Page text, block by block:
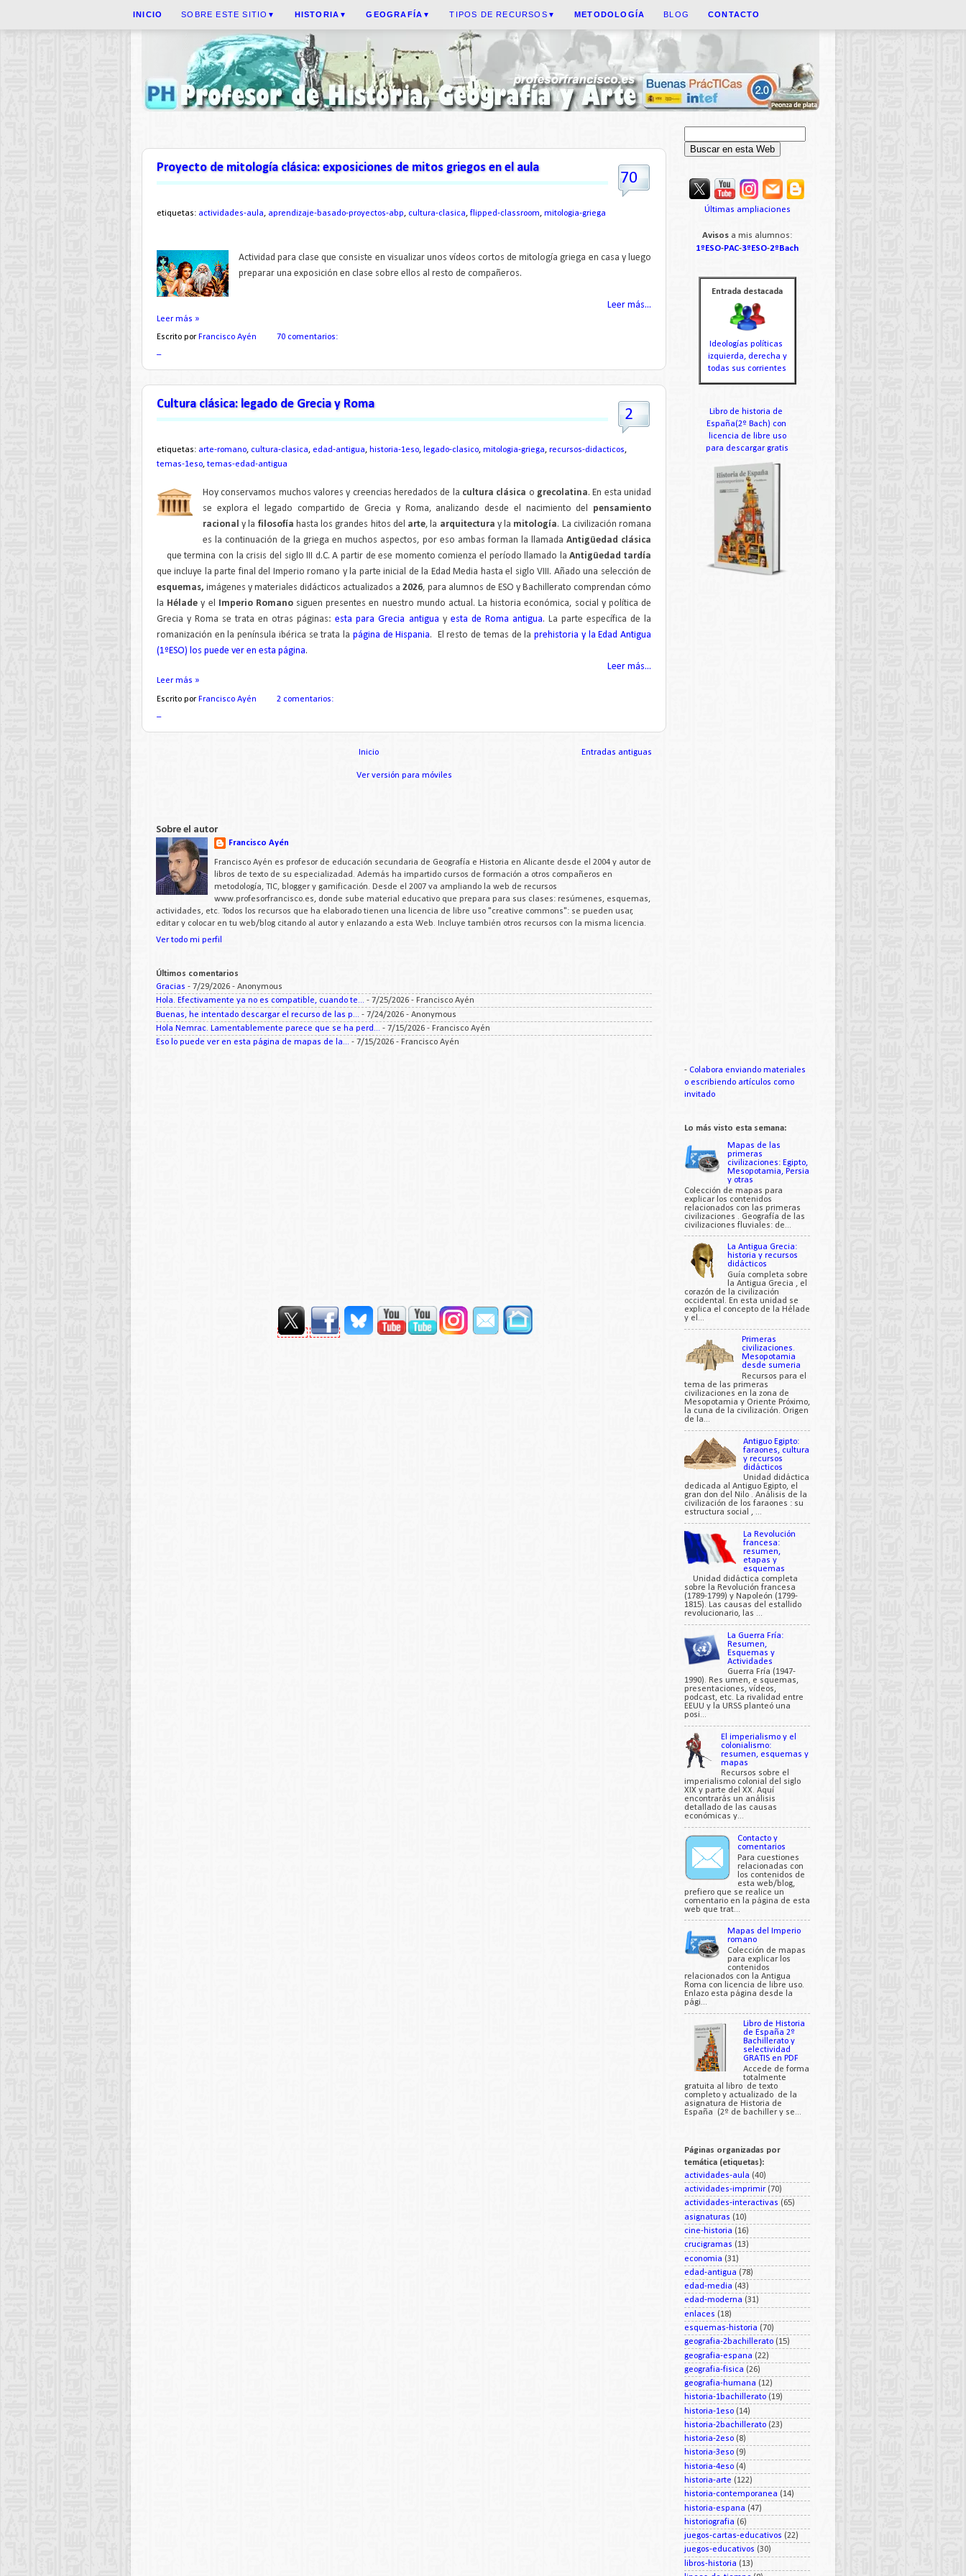
INICIO SOBRE ESTE SITIO ▼ HISTORIA ▼ GEOGRAFÍA ▼ TIPOS DE RECURSOS ▼ METODOLOGÍA BLOG CONTACTO
70
Proyecto de mitología clásica: exposiciones de mitos griegos en el aula
etiquetas: actividades-aula, aprendizaje-basado-proyectos-abp, cultura-clasica, flipped-classroom, mitologia-griega
Actividad para clase que consiste en visualizar unos vídeos cortos de mitología griega en casa y luego
preparar una exposición en clase sobre ellos al resto de compañeros.
Leer más...
Leer más »
Escrito porFrancisco Ayén
70 comentarios:
2
Cultura clásica: legado de Grecia y Roma
etiquetas: arte-romano, cultura-clasica, edad-antigua, historia-1eso, legado-clasico, mitologia-griega, recursos-didacticos,
temas-1eso, temas-edad-antigua
Hoy conservamos muchos valores y creencias heredados de la cultura clásica o grecolatina. En esta unidad
se explora el legado compartido de Grecia y Roma, analizando desde el nacimiento del pensamiento
racional
y la filosofía hasta los grandes hitos del arte, la arquitectura y la mitología. La civilización romana
es la continuación de la griega en muchos aspectos, por eso ambas forman la llamada Antigüedad clásica
que termina con la crisis del siglo III d.C. A partir de ese momento comienza el período llamado laAntigüedad tardía
que incluye la parte final del Imperio romano y la parte inicial de la Edad Media hasta el siglo VIII. Añado una selección de
esquemas,imágenes y materiales didácticos actualizados a2026, para alumnos de ESO y Bachillerato comprendan cómo
la Héladey el Imperio Romanosiguen presentes en nuestro mundo actual. La historia económica, social y política de
Grecia y Roma se trata en otras páginas:esta para Grecia antigua y esta de Roma antigua. La parte específica de la
romanización en la península ibérica se trata la página de Hispania. El resto de temas de laprehistoria y la Edad Antigua
(1ºESO) los puede ver en esta página.
Leer más...
Leer más »
Escrito por Francisco Ayén
2 comentarios:
Entradas antiguas
Inicio
Ver versión para móviles
Sobre el autor
Francisco Ayén
Francisco Ayén es profesor de educación secundaria de Geografía e Historia en Alicante desde el 2004 y autor de
libros de texto de su especializadad. Además ha impartido cursos de formación a otros compañeros en
metodología, TIC, blogger y gamificación. Desde el 2007 va ampliando la web de recursos
www.profesorfrancisco.es, donde sube material educativo que prepara para sus clases: resúmenes, esquemas,
actividades, etc. Todos los recursos que ha elaborado tienen una licencia de libre uso "creative commons": se pueden usar,
editar y colocar en tu web/blog citando al autor y enlazando a esta Web. Incluye también otros recursos con la misma licencia.
Ver todo mi perfil
Últimos comentarios
Gracias - 7/29/2026 - Anonymous
Hola. Efectivamente ya no es compatible, cuando te... - 7/25/2026 - Francisco Ayén
Buenas, he intentado descargar el recurso de las p... - 7/24/2026 - Anonymous
Hola Nemrac. Lamentablemente parece que se ha perd... - 7/15/2026 - Francisco Ayén
Eso lo puede ver en esta página de mapas de la... - 7/15/2026 - Francisco Ayén
Últimas ampliaciones
Avisos a mis alumnos:
1ºESO-PAC-3ºESO-2ºBach
Entrada destacada
Ideologías políticas
izquierda, derecha y
todas sus corrientes
Libro de historia de
España(2º Bach) con
licencia de libre uso
para descargar gratis
- Colabora enviando materiales
o escribiendo artículos como
invitado
Lo más visto esta semana:
Mapas de las
primeras
civilizaciones: Egipto,
Mesopotamia, Persia
y otras
Colección de mapas para
explicar los contenidos
relacionados con las primeras
civilizaciones . Geografía de las
civilizaciones fluviales: de...
La Antigua Grecia:
historia y recursos
didácticos
Guía completa sobre
la Antigua Grecia , el
corazón de la civilización
occidental. En esta unidad se
explica el concepto de la Hélade
y el...
Primeras
civilizaciones.
Mesopotamia
desde sumeria
Recursos para el
tema de las primeras
civilizaciones en la zona de
Mesopotamia y Oriente Próximo,
la cuna de la civilización. Origen
de la...
Antiguo Egipto:
faraones, cultura
y recursos
didácticos
Unidad didáctica
dedicada al Antiguo Egipto, el
gran don del Nilo . Análisis de la
civilización de los faraones : su
estructura social , ...
La Revolución
francesa:
resumen,
etapas y
esquemas
Unidad didáctica completa
sobre la Revolución francesa
(1789-1799) y Napoleón (1799-
1815). Las causas del estallido
revolucionario, las ...
La Guerra Fría:
Resumen,
Esquemas y
Actividades
Guerra Fría (1947-
1990). Res umen, e squemas,
presentaciones, vídeos,
podcast, etc. La rivalidad entre
EEUU y la URSS planteó una
posi...
El imperialismo y el
colonialismo:
resumen, esquemas y
mapas
Recursos sobre el
imperialismo colonial del siglo
XIX y parte del XX. Aquí
encontrarás un análisis
detallado de las causas
económicas y...
Contacto y
comentarios
Para cuestiones
relacionadas con
los contenidos de
esta web/blog,
prefiero que se realice un
comentario en la página de esta
web que trat...
Mapas del Imperio
romano
Colección de mapas
para explicar los
contenidos
relacionados con la Antigua
Roma con licencia de libre uso.
Enlazo esta página desde la
pági...
Libro de Historia
de España 2º
Bachillerato y
selectividad
GRATIS en PDF
Accede de forma
totalmente
gratuita al libro de texto
completo y actualizado de la
asignatura de Historia de
España (2º de bachiller y se...
Páginas organizadas por
temática (etiquetas):
actividades-aula (40)
actividades-imprimir (70)
actividades-interactivas (65)
asignaturas (10)
cine-historia (16)
crucigramas (13)
economia (31)
edad-antigua (78)
edad-media (43)
edad-moderna (31)
enlaces (18)
esquemas-historia (70)
geografia-2bachillerato (15)
geografia-espana (22)
geografia-fisica (26)
geografia-humana (12)
historia-1bachillerato (19)
historia-1eso (14)
historia-2bachillerato (23)
historia-2eso (8)
historia-3eso (9)
historia-4eso (4)
historia-arte (122)
historia-contemporanea (14)
historia-espana (47)
historiografia (6)
juegos-cartas-educativos (22)
juegos-educativos (30)
libros-historia (13)